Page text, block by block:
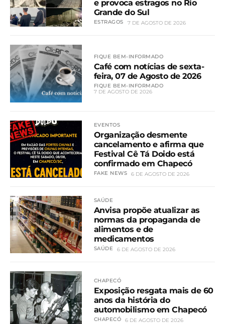
e provoca estragos no Rio
Grande do Sul
ESTRAGOS 7 DE AGOSTO DE 2026
FIQUE BEM-INFORMADO
Café com notícias de sexta-
feira, 07 de Agosto de 2026
FIQUE BEM-INFORMADO
7 DE AGOSTO DE 2026
EVENTOS
Organização desmente
cancelamento e afirma que
Festival Cê Tá Doido está
confirmado em Chapecó
FAKE NEWS 6 DE AGOSTO DE 2026
SAÚDE
Anvisa propõe atualizar as
normas da propaganda de
alimentos e de
medicamentos
SAÚDE 6 DE AGOSTO DE 2026
CHAPECÓ
Exposição resgata mais de 60
anos da história do
automobilismo em Chapecó
CHAPECÓ 6 DE AGOSTO DE 2026